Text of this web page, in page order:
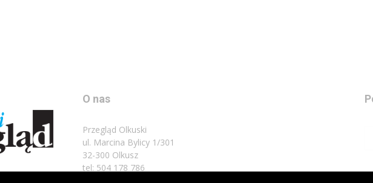
O nas
Przegląd Olkuski
ul. Marcina Bylicy 1/301
32-300 Olkusz
tel: 504 178 786